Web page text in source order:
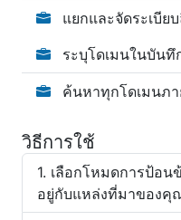
แยกและจัดระเบีย
ระบุโดเมนในบัน
ค้นหาทุกโดเมนภา
วิธีการใช้
เลือกโหมดการป้อ
อยู่กับแหล่งที่มาของคุ